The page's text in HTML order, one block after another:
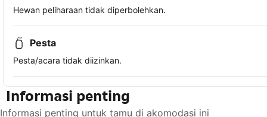
Hewan peliharaan tidak diperbolehkan.
Pesta
Pesta/acara tidak diizinkan.
Informasi penting
Informasi penting untuk tamu di akomodasi ini